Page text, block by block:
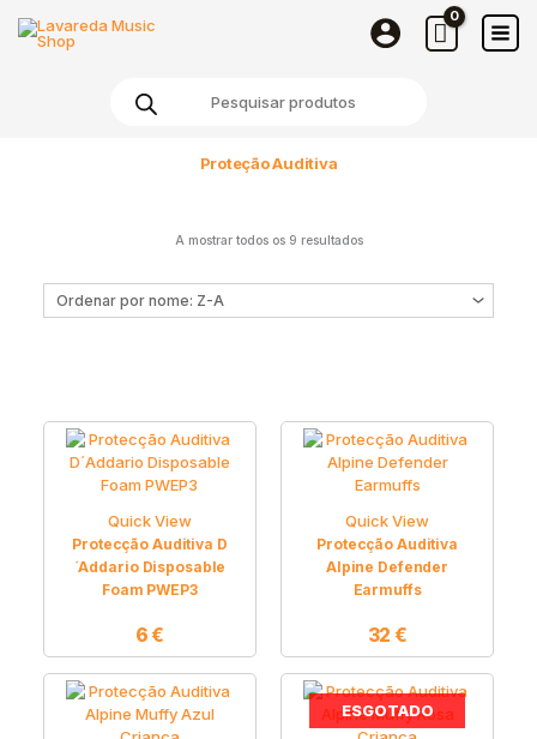
Proteção Auditiva
A mostrar todos os 9 resultados
Quick View
Protecção Auditiva D
´Addario Disposable
Foam PWEP3
6€
Quick View
Protecção Auditiva
Alpine Defender
Earmuffs
32 €
ESGOTADO